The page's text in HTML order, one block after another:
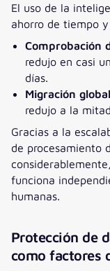
El uso de la
ahorro de tiempo y
Comprobación
redujo en casi
días.
Migración
redujo a la
Gracias a la
de procesamiento
funciona
humanas.
Protección de
como factores